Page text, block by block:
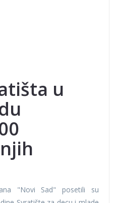
u
"Novi Sad" posetili su